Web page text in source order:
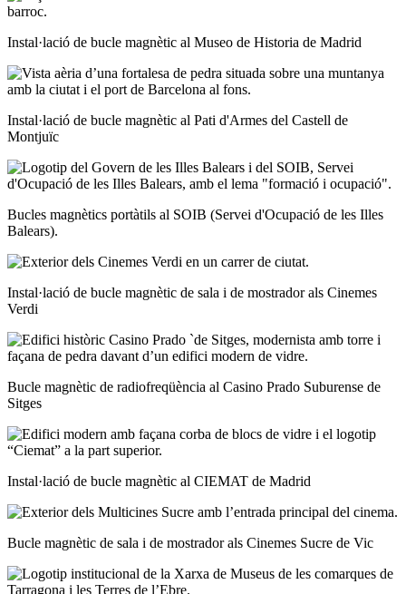
Instal·lació de bucle magnètic al Museo de Historia de Madrid
Instal·lació de bucle magnètic al Pati d'Armes del Castell de
Montjuïc
Bucles magnètics portàtils al SOIB (Servei d'Ocupació de les Illes
Balears).
Instal·lació de bucle magnètic de sala i de mostrador als Cinemes
Verdi
Bucle magnètic de radiofreqüència al Casino Prado Suburense de
Sitges
Instal·lació de bucle magnètic al CIEMAT de Madrid
Bucle magnètic de sala i de mostrador als Cinemes Sucre de Vic